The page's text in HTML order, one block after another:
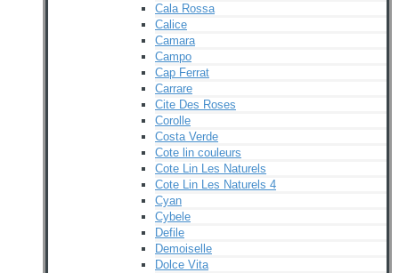
Cala Rossa
Calice
Camara
Campo
Cap Ferrat
Carrare
Cite Des Roses
Corolle
Costa Verde
Cote lin couleurs
Cote Lin Les Naturels
Cote Lin Les Naturels 4
Cyan
Cybele
Defile
Demoiselle
Dolce Vita